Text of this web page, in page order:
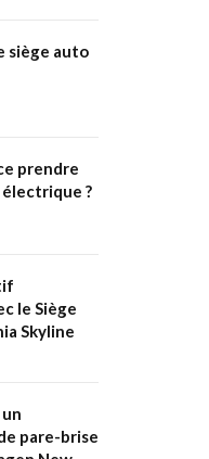
siège auto
prendre
?
le Siège
Skyline
pare-brise